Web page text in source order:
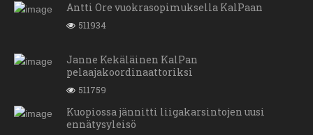
Antti Ore vuokrasopimuksella KalPaan
511934
Janne Kekäläinen KalPan
pelaajakoordinaattoriksi
511759
Kuopiossa jännitti liigakarsintojen uusi
ennätysyleisö